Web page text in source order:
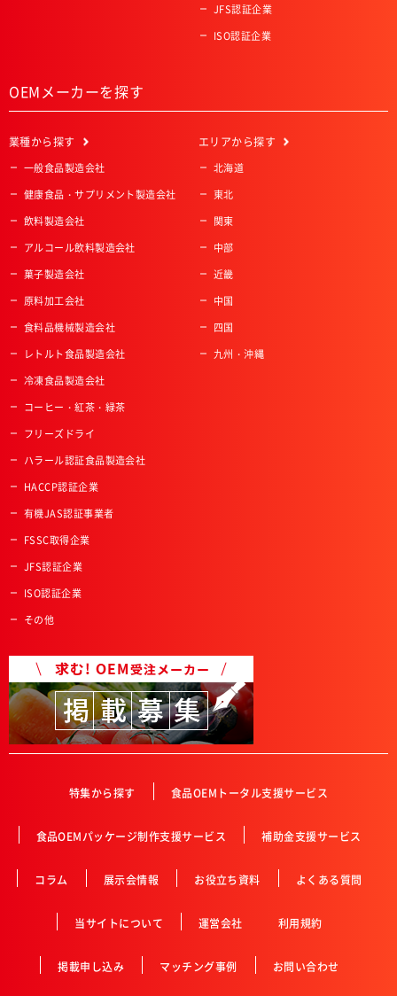
JFS認証企業
ISO認証企業
OEMメーカーを探す
業種から探す
一般食品製造会社
健康食品・サプリメント製造会社
飲料製造会社
アルコール飲料製造会社
菓子製造会社
原料加工会社
食料品機械製造会社
レトルト食品製造会社
冷凍食品製造会社
コーヒー・紅茶・緑茶
フリーズドライ
ハラール認証食品製造会社
HACCP認証企業
有機JAS認証事業者
FSSC取得企業
JFS認証企業
ISO認証企業
その他
エリアから探す
北海道
東北
関東
中部
近畿
中国
四国
九州・沖縄
特集から探す 食品OEMトータル支援サービス
食品OEMパッケージ制作支援サービス 補助金支援サービス
コラム 展示会情報 お役立ち資料 よくある質問
当サイトについて 運営会社 利用規約
掲載申し込み マッチング事例 お問い合わせ